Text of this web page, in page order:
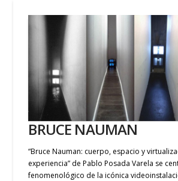
BRUCE NAUMAN
“Bruce Nauman: cuerpo, espacio y
experiencia” de Pablo Posada Varela se
fenomenológico de la icónica